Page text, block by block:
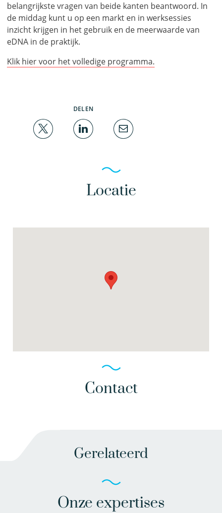
belangrijkste vragen van beide kanten beantwoord. In
de middag kunt u op een markt en in werksessies
inzicht krijgen in het gebruik en de meerwaarde van
eDNA in de praktijk.
Klik hier voor het volledige programma.
DELEN
Locatie
Contact
Gerelateerd
Onze expertises